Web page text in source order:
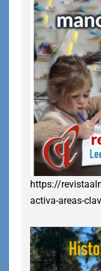
https://
activa-areas-